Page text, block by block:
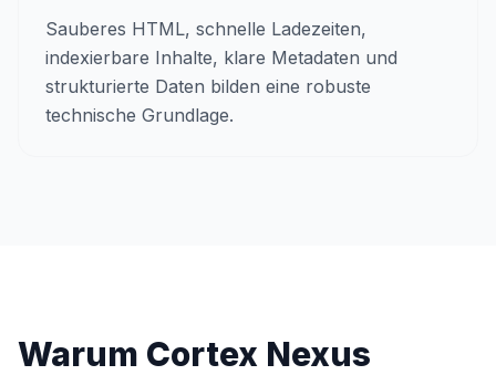
Sauberes HTML, schnelle Ladezeiten,
indexierbare Inhalte, klare Metadaten und
strukturierte Daten bilden eine robuste
technische Grundlage.
Warum Cortex Nexus